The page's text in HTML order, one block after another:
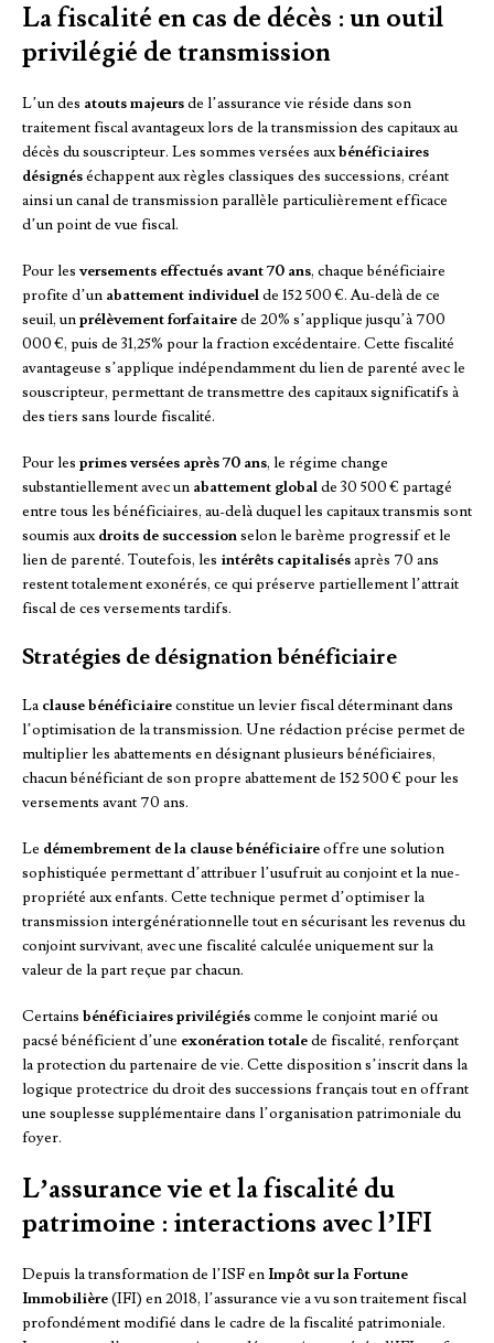
La fiscalité en cas de décès : un outil
privilégié de transmission
L’un des atouts majeursde l’assurance vie réside dans son
traitement fiscal avantageux lors de la transmission des capitaux au
décès du souscripteur. Les sommes versées auxbénéficiaires
désignéséchappent aux règles classiques des successions, créant
ainsi un canal de transmission parallèle particulièrement efficace
d’un point de vue fiscal.
Pour les versements effectués avant 70 ans, chaque bénéficiaire
profite d’un abattement individuelde 152 500 €. Au-delà de ce
seuil, unprélèvement forfaitairede 20% s’applique jusqu’à 700
000 €, puis de 31,25% pour la fraction excédentaire. Cette fiscalité
avantageuse s’applique indépendamment du lien de parenté avec le
souscripteur, permettant de transmettre des capitaux significatifs à
des tiers sans lourde fiscalité.
Pour les primes versées après 70 ans, le régime change
substantiellement avec un abattement globalde 30 500 € partagé
entre tous les bénéficiaires, au-delà duquel les capitaux transmis sont
soumis auxdroits de successionselon le barème progressif et le
lien de parenté. Toutefois, les intérêts capitalisésaprès 70 ans
restent totalement exonérés, ce qui préserve partiellement l’attrait
fiscal de ces versements tardifs.
Stratégies de désignation bénéficiaire
La clause bénéficiaireconstitue un levier fiscal déterminant dans
l’optimisation de la transmission. Une rédaction précise permet de
multiplier les abattements en désignant plusieurs bénéficiaires,
chacun bénéficiant de son propre abattement de 152 500 € pour les
versements avant 70 ans.
Le démembrement de la clause bénéficiaireoffre une solution
sophistiquée permettant d’attribuer l’usufruit au conjoint et la nue-
propriété aux enfants. Cette technique permet d’optimiser la
transmission intergénérationnelle tout en sécurisant les revenus du
conjoint survivant, avec une fiscalité calculée uniquement sur la
valeur de la part reçue par chacun.
Certains bénéficiaires privilégiéscomme le conjoint marié ou
pacsé bénéficient d’une exonération totalede fiscalité, renforçant
la protection du partenaire de vie. Cette disposition s’inscrit dans la
logique protectrice du droit des successions français tout en offrant
une souplesse supplémentaire dans l’organisation patrimoniale du
foyer.
L’assurance vie et la fiscalité du
patrimoine : interactions avec l’IFI
Depuis la transformation de l’ISF en Impôt sur la Fortune
Immobilière(IFI) en 2018, l’assurance vie a vu son traitement fiscal
profondément modifié dans le cadre de la fiscalité patrimoniale.